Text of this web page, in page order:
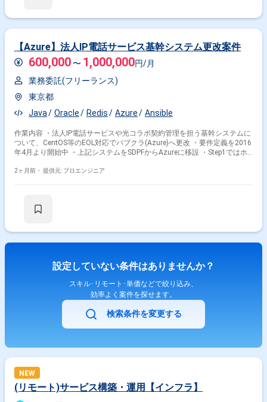
Slack・google Meet ・時期：即日 / 10月〜 ・稼働：週5日 or 週4日 ・出
社：フルリモート可能（地方可） ・場所：西新宿 ※出社の場合 ・期間：長
期予定 ・時間:9:00～18:00（フレックス相談可） ・服装：自由 ・貸与：
集背景 急遽増員のため募集中です
【Azure】法人IP電話サービス基幹システム更改案件
600,000 〜 1,000,000円/月
業務委託(フリーランス)
東京都
Java
Oracle Redis Azure Ansible
作業内容 ・法人IP電話サービスや光コラボ契約管理を担う基幹システムに
ついて、CentOS等のEOL対応でパブクラ(Azure)へ更改 ・要件定義を2016
年4月より開始中 ・上記システムをSDPFからAzureに移設 ・Step1ではホ
的 ・Step2でコンテナ以上 ・アプリランタイム以上のバージョンアップに
2ヶ月前・ 提供元: プロエンジニア
設定していない条件はありませんか？
スキル･リモート･単価などで絞り込み、
効率よく案件を探せます。
検索条件を変更する
NEW
(リモート)サービス構築・運用【インフラ】